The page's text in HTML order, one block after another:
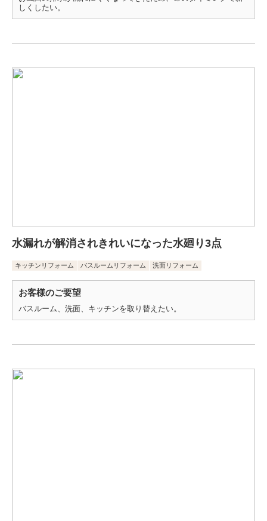
しくしたい。
水漏れが解消されきれいになった水廻り3点
キッチンリフォーム バスルームリフォーム 洗面リフォーム
お客様のご要望
バスルーム、洗面、キッチンを取り替えたい。